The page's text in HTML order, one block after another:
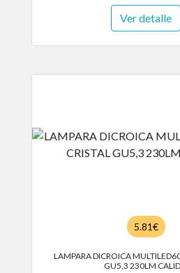
Ver detalle
5.81€
LAMPARA DICROICA
GU5,3 230LM